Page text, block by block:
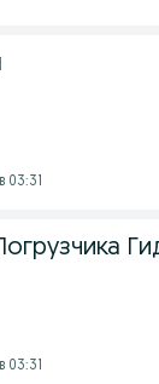
03:31
03:31